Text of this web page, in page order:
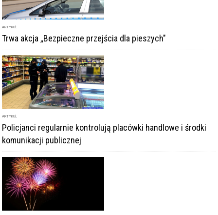
ARTYKUŁ
Trwa akcja „Bezpieczne przejścia dla pieszych"
ARTYKUŁ
Policjanci regularnie kontrolują placówki handlowe i środki
komunikacji publicznej